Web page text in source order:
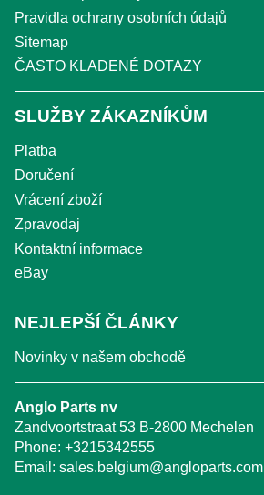
Pravidla ochrany osobních údajů
Sitemap
ČASTO KLADENÉ DOTAZY
SLUŽBY ZÁKAZNÍKŮM
Platba
Doručení
Vrácení zboží
Zpravodaj
Kontaktní informace
eBay
NEJLEPŠÍ ČLÁNKY
Novinky v našem obchodě
Anglo Parts nv
Zandvoortstraat 53 B-2800 Mechelen
Phone: +3215342555
Email: sales.belgium@angloparts.com